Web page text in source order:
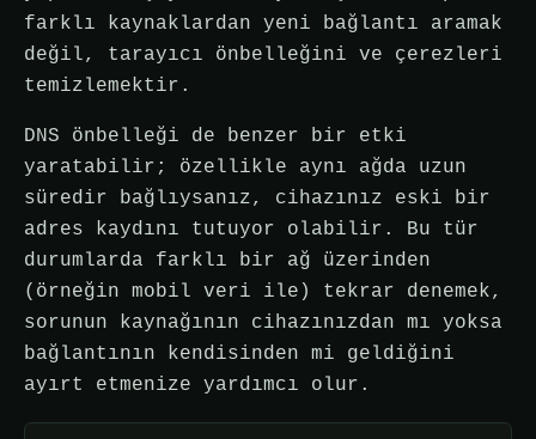
farklı kaynaklardan yeni bağlantı aramak
değil, tarayıcı önbelleğini ve çerezleri
temizlemektir.
DNS önbelleği de benzer bir etki
yaratabilir; özellikle aynı ağda uzun
süredir bağlıysanız, cihazınız eski bir
adres kaydını tutuyor olabilir. Bu tür
durumlarda farklı bir ağ üzerinden
(örneğin mobil veri ile) tekrar denemek,
sorunun kaynağının cihazınızdan mı yoksa
bağlantının kendisinden mi geldiğini
ayırt etmenize yardımcı olur.